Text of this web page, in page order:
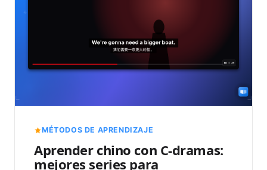
MÉTODOS DE APRENDIZAJE
Aprender chino con C-dramas:
mejores series para